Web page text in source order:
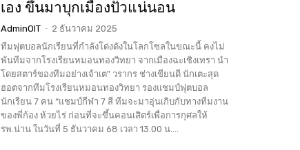
เอง ขึ้นมาบุกเมืองปัวแน่นอน
AdminOIT - 2 ธันวาคม 2025
ทีมฟุตบอลนักเรียนที่กำลังโด่งดังในโลกโซลในขณะนี้ คงไม่
พันทีมจากโรงเรียนหมอนทองวิทยา จากเมืองฉะเชิงเทรา นำ
โดยสตาร์ของทีมอย่างเจ้าเต" วรากร ช่างเขียนดี นักเตะสุด
ฮอตจากทีมโรงเรียนหมอนทองวิทยา รองแชมป์ฟุตบอล
นักเรียน 7 คน “แชมป์กีฬา 7 สี ทีมจะมาอุ่นเกิบกับทางทีมงาน
ของพี่ก้อง ห้วยไร่ ก่อนที่จะขึ้นคอนเสิตร์เพื่อการกุศลให้
รพ.น่าน ในวันที่ 5 ธันวาคม 68 เวลา 13.00 น....